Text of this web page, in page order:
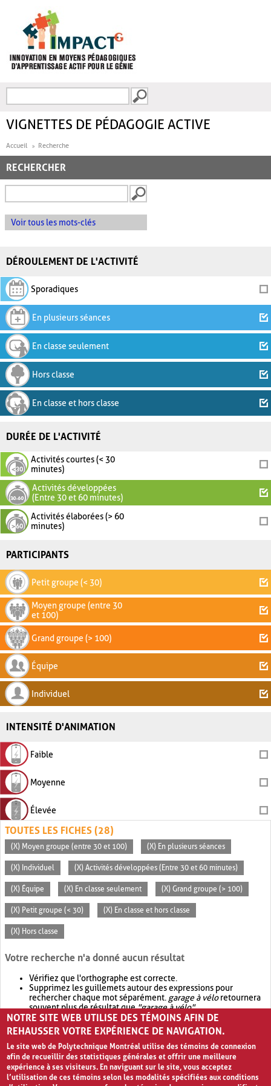
FORMULAIRE DE
VIGNETTES DE PÉDAGOGIE ACTIVE
Accueil Recherche
RECHERCHER
Voir tous les mots-clés
DÉROULEMENT DE L'ACTIVITÉ
Sporadiques
En plusieurs séances
En classe seulement
Hors classe
En classe et hors classe
DURÉE DE L'ACTIVITÉ
Activités courtes (< 30
minutes)
Activités développées
(Entre 30 et 60 minutes)
Activités élaborées (> 60
minutes)
PARTICIPANTS
Petit groupe (< 30)
Moyen groupe (entre 30
et 100)
Grand groupe (> 100)
Équipe
Individuel
INTENSITÉ D'ANIMATION
Faible
Moyenne
Élevée
TOUTES LES FICHES (28)
(X) Moyen groupe (entre 30 et 100) (X) En plusieurs séances
(X) Individuel (X) Activités développées (Entre 30 et 60 minutes)
(X) Équipe (X) En classe seulement (X) Grand groupe (> 100)
(X) Petit groupe (< 30) (X) En classe et hors classe
(X) Hors classe
Votre recherche n'a donné aucun résultat
Vérifiez que l'orthographe est correcte.
Supprimez les guillemets autour des expressions pour
rechercher chaque mot séparément. garage à véloretournera
souvent plus de résultat que"garage à vélo".
Envisagez d'élargir votre recherche avec OR.garage OR vélo
retournera souvent plus de résultat quegarage à vélo
NOTRE SITE WEB UTILISE DES TÉMOINS AFIN DE
REHAUSSER VOTRE EXPÉRIENCE DE NAVIGATION.
Le site web de Polytechnique Montréal utilise des témoins de connexion
afin de recueillir des statistiques générales et offrir une meilleure
expérience à ses visiteurs. En naviguant sur le site, vous acceptez
l’utilisation de ces témoins selon les modalités spécifiées aux conditions